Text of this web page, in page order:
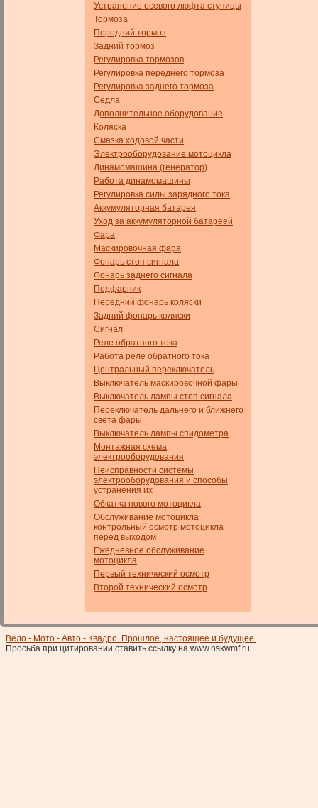
Устранение осевого люфта ступицы
Тормоза
Передний тормоз
Задний тормоз
Регулировка тормозов
Регулировка переднего тормоза
Регулировка заднего тормоза
Седла
Дополнительное оборудование
Коляска
Смазка ходовой части
Электрооборудование мотоцикла
Динамомашина (генератор)
Работа динамомашины
Регулировка силы зарядного тока
Аккумуляторная батарея
Уход за аккумуляторной батареей
Фара
Маскировочная фара
Фонарь стоп сигнала
Фонарь заднего сигнала
Подфарник
Передний фонарь коляски
Задний фонарь коляски
Сигнал
Реле обратного тока
Работа реле обратного тока
Центральный переключатель
Выключатель маскировочной фары
Выключатель лампы стоп сигнала
Переключатель дальнего и ближнего
света фары
Выключатель лампы спидометра
Монтажная схема
электрооборудования
Неисправности системы
электрооборудования и способы
устранения их
Обкатка нового мотоцикла
Обслуживание мотоцикла
контрольный осмотр мотоцикла
перед выходом
Ежедневное обслуживание
мотоцикла
Первый технический осмотр
Второй технический осмотр
Вело - Мото - Авто - Квадро. Прошлое, настоящее и будущее.
Просьба при цитировании ставить ссылку на www.nskwmf.ru